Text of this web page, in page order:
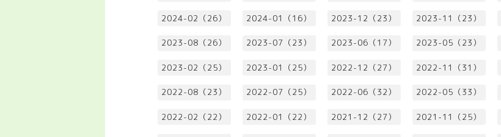
2024-02（26） 2024-01（16） 2023-12（23） 2023-11（23）
2023-08（26） 2023-07（23） 2023-06（17） 2023-05（23）
2023-02（25） 2023-01（25） 2022-12（27） 2022-11（31）
2022-08（23） 2022-07（25） 2022-06（32） 2022-05（33）
2022-02（22） 2022-01（22） 2021-12（27） 2021-11（25）